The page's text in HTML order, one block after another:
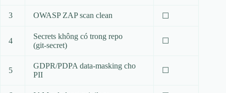
3 OWASP ZAP scan clean ☐
4
Secrets không có trong repo
(git‑secret)
☐
5
GDPR/PDPA data‑masking cho
PII
☐